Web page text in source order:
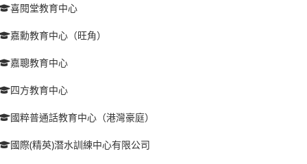
喜閱堂教育中心
嘉勳教育中心（旺角）
嘉聰教育中心
四方教育中心
國粹普通話教育中心（港灣豪庭）
國際(精英)潛水訓練中心有限公司